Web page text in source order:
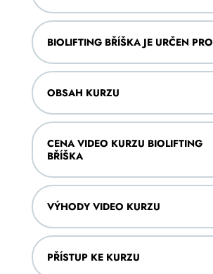
BIOLIFTING BŘÍŠKA JE URČEN PRO
OBSAH KURZU
CENA VIDEO KURZU BIOLIFTING
BŘÍŠKA
VÝHODY VIDEO KURZU
PŘÍSTUP KE KURZU